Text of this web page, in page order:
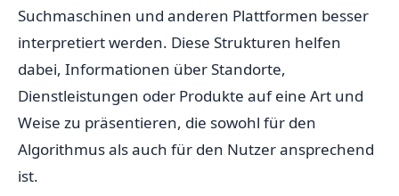
Suchmaschinen und anderen Plattformen besser
interpretiert werden. Diese Strukturen helfen
dabei, Informationen über Standorte,
Dienstleistungen oder Produkte auf eine Art und
Weise zu präsentieren, die sowohl für den
Algorithmus als auch für den Nutzer ansprechend
ist.